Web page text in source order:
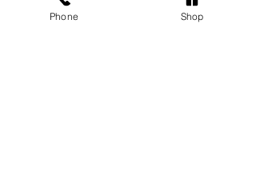
これを青いボトルに注ぎ、しっかり振って混
Phone Shop